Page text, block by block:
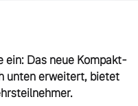
ein: Das neue Kompakt-
unten erweitert, bietet